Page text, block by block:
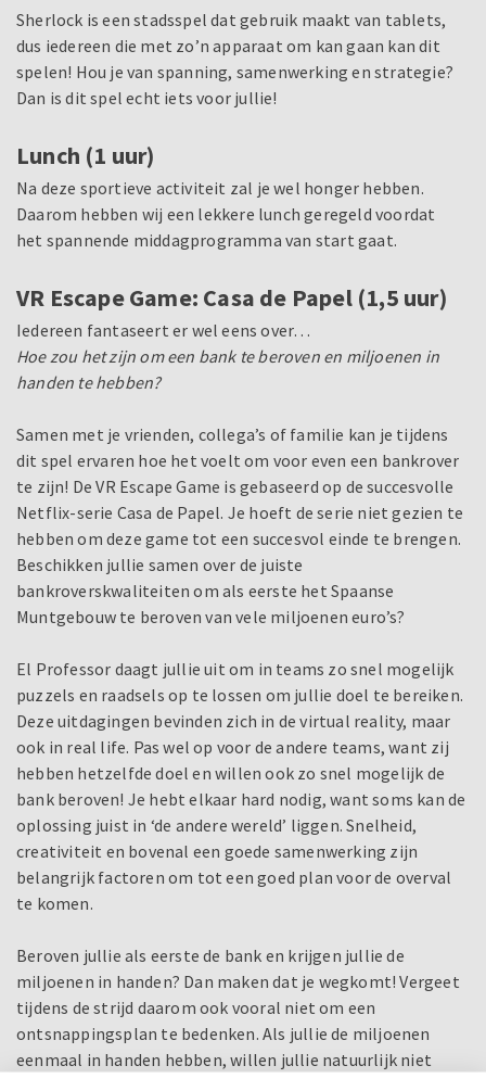
Sherlock is een stadsspel dat gebruik maakt van tablets,
dus iedereen die met zo’n apparaat om kan gaan kan dit
spelen! Hou je van spanning, samenwerking en strategie?
Dan is dit spel echt iets voor jullie!
Lunch (1 uur)
Na deze sportieve activiteit zal je wel honger hebben.
Daarom hebben wij een lekkere lunch geregeld voordat
het spannende middagprogramma van start gaat.
VR Escape Game: Casa de Papel (1,5 uur)
Iedereen fantaseert er wel eens over…
Hoe zou het zijn om een bank te beroven en miljoenen in
handen te hebben?
Samen met je vrienden, collega’s of familie kan je tijdens
dit spel ervaren hoe het voelt om voor even een bankrover
te zijn! De VR Escape Game is gebaseerd op de succesvolle
Netflix-serie Casa de Papel. Je hoeft de serie niet gezien te
hebben om deze game tot een succesvol einde te brengen.
Beschikken jullie samen over de juiste
bankroverskwaliteiten om als eerste het Spaanse
Muntgebouw te beroven van vele miljoenen euro’s?
El Professor daagt jullie uit om in teams zo snel mogelijk
puzzels en raadsels op te lossen om jullie doel te bereiken.
Deze uitdagingen bevinden zich in de virtual reality, maar
ook in real life. Pas wel op voor de andere teams, want zij
hebben hetzelfde doel en willen ook zo snel mogelijk de
bank beroven! Je hebt elkaar hard nodig, want soms kan de
oplossing juist in ‘de andere wereld’ liggen. Snelheid,
creativiteit en bovenal een goede samenwerking zijn
belangrijk factoren om tot een goed plan voor de overval
te komen.
Beroven jullie als eerste de bank en krijgen jullie de
miljoenen in handen? Dan maken dat je wegkomt! Vergeet
tijdens de strijd daarom ook vooral niet om een
ontsnappingsplan te bedenken. Als jullie de miljoenen
eenmaal in handen hebben, willen jullie natuurlijk niet